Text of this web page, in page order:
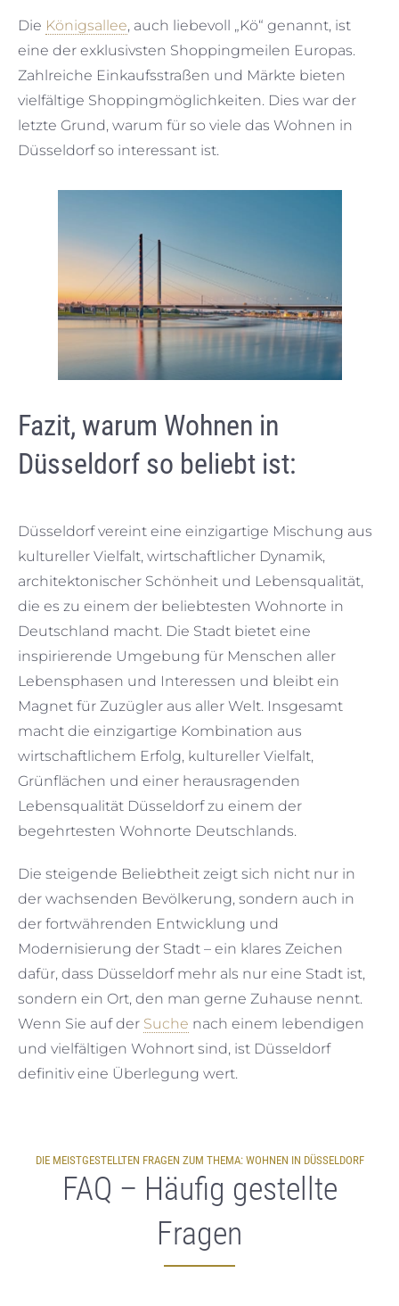
Die Königsallee, auch liebevoll „Kö“ genannt, ist
eine der exklusivsten Shoppingmeilen Europas.
Zahlreiche Einkaufsstraßen und Märkte bieten
vielfältige Shoppingmöglichkeiten. Dies war der
letzte Grund, warum für so viele das Wohnen in
Düsseldorf so interessant ist.
Fazit, warum Wohnen in
Düsseldorf so beliebt ist:
Düsseldorf vereint eine einzigartige Mischung aus
kultureller Vielfalt, wirtschaftlicher Dynamik,
architektonischer Schönheit und Lebensqualität,
die es zu einem der beliebtesten Wohnorte in
Deutschland macht. Die Stadt bietet eine
inspirierende Umgebung für Menschen aller
Lebensphasen und Interessen und bleibt ein
Magnet für Zuzügler aus aller Welt. Insgesamt
macht die einzigartige Kombination aus
wirtschaftlichem Erfolg, kultureller Vielfalt,
Grünflächen und einer herausragenden
Lebensqualität Düsseldorf zu einem der
begehrtesten Wohnorte Deutschlands.
Die steigende Beliebtheit zeigt sich nicht nur in
der wachsenden Bevölkerung, sondern auch in
der fortwährenden Entwicklung und
Modernisierung der Stadt – ein klares Zeichen
dafür, dass Düsseldorf mehr als nur eine Stadt ist,
sondern ein Ort, den man gerne Zuhause nennt.
Wenn Sie auf der Suche nach einem lebendigen
und vielfältigen Wohnort sind, ist Düsseldorf
definitiv eine Überlegung wert.
DIE MEISTGESTELLTEN FRAGEN ZUM THEMA: WOHNEN IN DÜSSELDORF
FAQ – Häufig gestellte
Fragen